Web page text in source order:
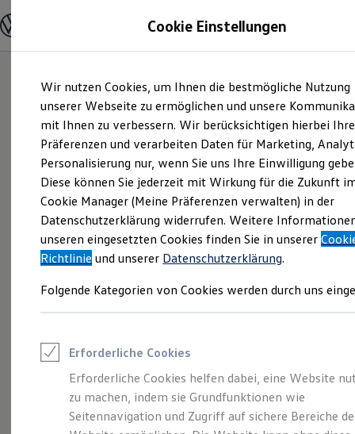
Hauptinhalt
springen
Footer
springen
Modelle und Konfigurator
Modelle vergleichen
Elektroautos
ENERGY Sondermodelle
Nutzfahrzeuge
SUV und CUV
Familienautos
Kombis
Kompaktwagen
Sportwagen
Schnell verfügbare Fahrzeuge
Angebote und Produkte
Aktuelle Angebote
E-Auto-Förderung
Volkswagen Marktplatz
Junge Gebrauchtwagen und Gebrauchtwagen
Saisonangebote
Leasing
Leasing-Angebote
Gebrauchtwagen Leasing
Junge Gebrauchtwagen-Leasing
Die Historie des
Cookie Einstellungen
Wir nutzen Cookies, um Ihnen die bestmögliche Nutzung
unserer Webseite zu ermöglichen und unsere
mit Ihnen zu verbessern. Wir berücksichtigen hierbei Ihre
Präferenzen und verarbeiten Daten für Marketing,
Personalisierung nur, wenn Sie uns Ihre Einwilligung
Diese können Sie jederzeit mit Wirkung für die Zukunft
Cookie Manager (Meine Präferenzen verwalten) in der
Datenschutzerklärung widerrufen. Weitere
unseren eingesetzten Cookies finden Sie in unserer
Richtlinie und unserer Datenschutzerklärung.
Folgende Kategorien von Cookies werden durch uns
Erforderliche Cookies
Erforderliche Cookies helfen dabei, eine Website
zu machen, indem sie Grundfunktionen wie
Seitennavigation und Zugriff auf sichere Bereiche